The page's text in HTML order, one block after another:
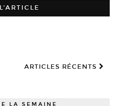
ARTICLES RÉCENTS
LA SEMAINE